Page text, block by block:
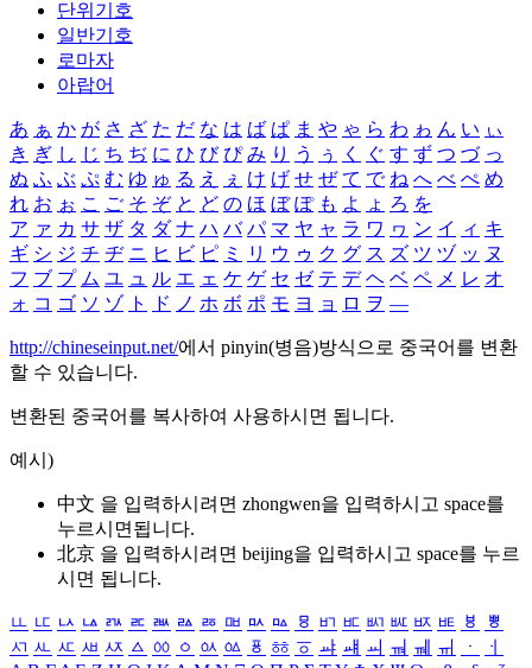
단위기호
일반기호
로마자
아랍어
あ ぁ か が さ ざ た だ な は ば ぱ ま や ゃ ら わ ゎ ん い ぃ
き ぎ し じ ち ぢ に ひ び ぴ み り う ぅ く ぐ す ず つ づ っ
ぬ ふ ぶ ぷ む ゆ ゅ る え ぇ け げ せ ぜ て で ね へ べ ぺ め
れ お ぉ こ ご そ ぞ と ど の ほ ぼ ぽ も よ ょ ろ を
ア ァ カ サ ザ タ ダ ナ ハ バ パ マ ヤ ャ ラ ワ ヮ ン イ ィ キ
ギ シ ジ チ ヂ ニ ヒ ビ ピ ミ リ ウ ゥ ク グ ス ズ ツ ヅ ッ ヌ
フ ブ プ ム ユ ュ ル エ ェ ケ ゲ セ ゼ テ デ ヘ ベ ペ メ レ オ
ォ コ ゴ ソ ゾ ト ド ノ ホ ボ ポ モ ヨ ョ ロ ヲ ―
http://chineseinput.net/에서 pinyin(병음)방식으로 중국어를 변환
할 수 있습니다.
변환된 중국어를 복사하여 사용하시면 됩니다.
예시)
中文 을 입력하시려면 zhongwen을 입력하시고 space를
누르시면됩니다.
北京 을 입력하시려면 beijing을 입력하시고 space를 누르
시면 됩니다.
ㅥ ㅦ ㅧ ㅨ ㅩ ㅪ ㅫ ㅬ ㅭ ㅮ ㅯ ㅰ ㅱ ㅲ ㅳ ㅴ ㅵ ㅶ ㅷ ㅸ
ㅹ
ㅺ ㅻ ㅼ ㅽ ㅾ ㅿ ㆀ ㆁ ㆂ ㆃ ㆄ ㆅ ㆆ ㆇ ㆈ ㆉ ㆊ ㆋ ㆌ ㆍ
ㆎ